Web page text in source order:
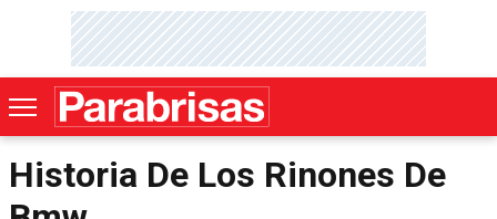
Historia De Los Rinones De